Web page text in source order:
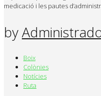
medicació i les pautes
by
Boix
Colònies
Notícies
Ruta